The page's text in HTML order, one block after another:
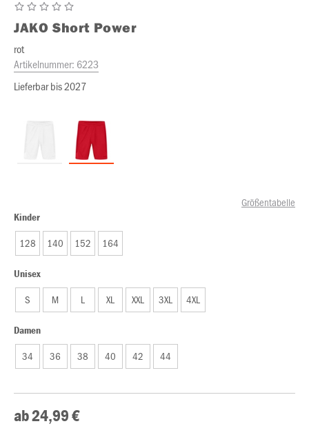
JAKO Short Power
rot
Artikelnummer: 6223
Lieferbar bis 2027
Größentabelle
Kinder
128 140 152 164
Unisex
S M L XL XXL 3XL 4XL
Damen
34 36 38 40 42 44
ab 24,99 €